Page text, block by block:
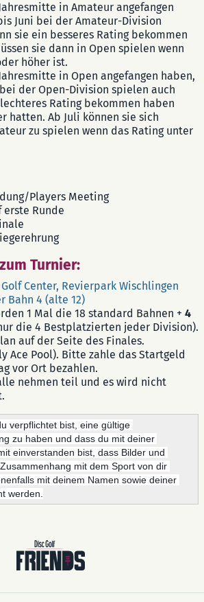
in Amateur angefangen
Juni bei der Amateur-Division
sie ein besseres Rating bekommen
sie dann in Open spielen wenn
höher ist.
in Open angefangen haben,
der Open-Division spielen auch
Rating bekommen haben
hatten. Ab Juli können sie sich
zu spielen wenn das Rating unter
Players Meeting
erste Runde
Turnier:
Golf Center, Revierpark Wischlingen
Bahn 4 (alte 12)
1 Mal die 18 standard Bahnen + 4
die 4 Bestplatzierten jeder Division).
auf der Seite des Finales.
Ace Pool). Bitte zahle das Startgeld
vor Ort bezahlen.
nehmen teil und es wird nicht
verpflichtet bist, eine gültige
zu haben und dass du mit deiner
einverstanden bist, dass Bilder und
mit dem Sport von dir
mit deinem Namen sowie deiner
werden.